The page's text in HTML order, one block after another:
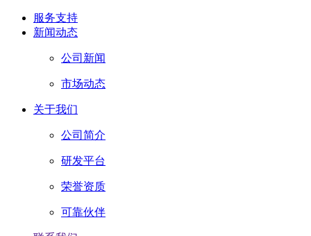
服务支持
新闻动态
公司新闻
市场动态
关于我们
公司简介
研发平台
荣誉资质
可靠伙伴